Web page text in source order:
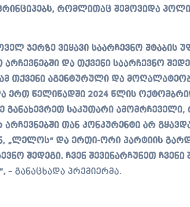
რომლითაც შემოვიდა
ჯერზე ვიყავი საარჩევნო შტაბის
და თქვენი საარჩევნო
თქვენი აგენტურული და
ერთ წელიწადში 2024 წლის
განახევრეთ საკუთარი
არჩევნებში თან კონკურენტი არ
„ლელოს“ და ერთი-ორი პარტიის
შედეგი. ჩვენ შევინარჩუნეთ ჩვენი
– განაცხადა პრემიერმა.